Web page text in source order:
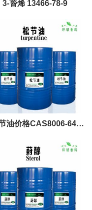
3-蒈烯 13466-78-9
油价格CAS8006-64-
oil清洗剂油漆